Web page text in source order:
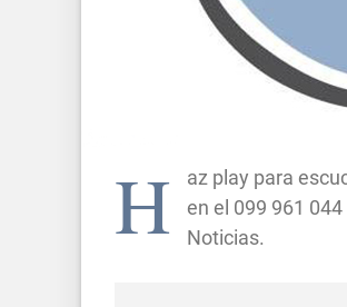
H
az play para
en el 099 961 044
Noticias.